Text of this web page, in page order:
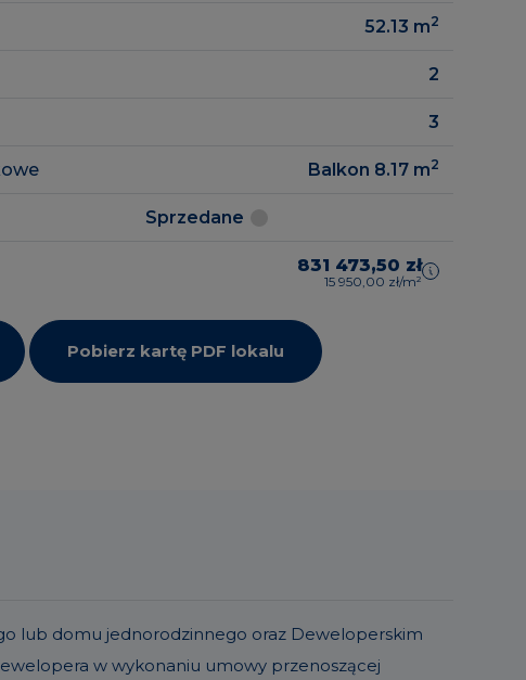
52.13 m2
2
3
Balkon 8.17 m2
Sprzedane
831 473,50 zł
15 950,00 zł/m²
Pobierz kartę PDF lokalu
lub domu jednorodzinnego oraz Deweloperskim
w wykonaniu umowy przenoszącej